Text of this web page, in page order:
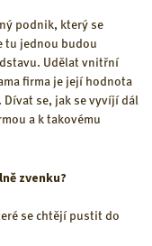
podnik, který se
tu jednou budou
Udělat vnitřní
firma je její hodnota
se, jak se vyvíjí dál
a k takovému
zvenku?
se chtějí pustit do